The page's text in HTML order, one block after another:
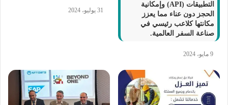
التطبيقات (API) وإمكانية
الحجز دون عناء مما يعزز
مكانتها كلاعب رئيسي في
صناعة السفر العالمية.
9 مايو، 2024
31 يوليو، 2024